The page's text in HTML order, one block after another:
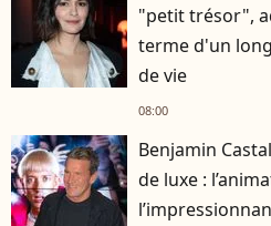
"petit trésor",
terme d'un
de vie
08:00
Benjamin
de luxe :